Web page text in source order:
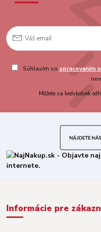
Súhlasím so spracovaním
Môžete sa kedykoľvek
Informácie pre